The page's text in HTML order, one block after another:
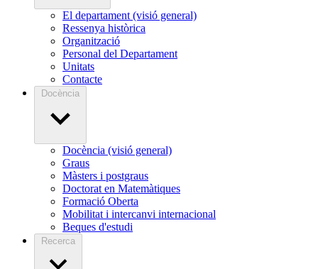
El departament (visió general)
Ressenya històrica
Organització
Personal del Departament
Unitats
Contacte
Docència
Docència (visió general)
Graus
Màsters i postgraus
Doctorat en Matemàtiques
Formació Oberta
Mobilitat i intercanvi internacional
Beques d'estudi
Recerca